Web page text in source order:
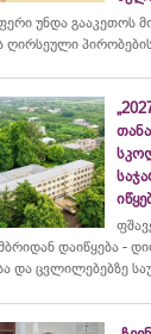
უნდა გააკეთოს
პირობების
დაიწყება -
და ცვლილებებზე